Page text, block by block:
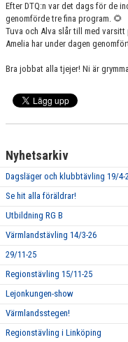
Efter DTQ:n var det dags för de
genomförde tre fina program. 🌻
Tuva och Alva slår till med
Amelia har under dagen
Bra jobbat alla tjejer! Ni är
Nyhetsarkiv
Dagsläger och klubbtävling 19/4-
Se hit alla föräldrar!
Utbildning RG B
Värmlandstävling 14/3-26
29/11-25
Regionstävling 15/11-25
Lejonkungen-show
Värmlandsstegen!
Regionstävling i Linköping